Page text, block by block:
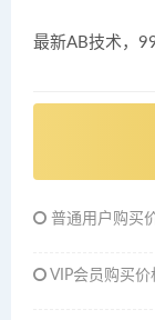
最新AB技术，
普通用户购买
VIP会员购买价